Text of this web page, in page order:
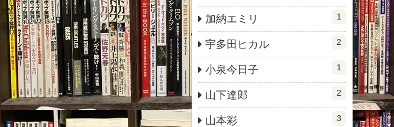
加納エミリ 1
宇多田ヒカル 2
小泉今日子 1
山下達郎 2
山本彩 3